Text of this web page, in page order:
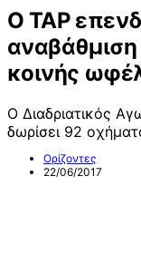
Ο ΤΑΡ
κοινής
Ο Διαδριατικός
δωρίσει 92
Ορίζοντες
22/06/2017